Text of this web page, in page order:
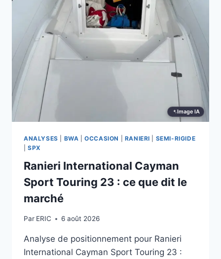
Image IA
ANALYSES BWA |OCCASION RANIERI
SEMI-RIGIDE
|SPX
Ranieri International Cayman
Sport Touring 23 : ce que dit le
marché
Par ERIC 6 août 2026
Analyse de positionnement pour Ranieri
International Cayman Sport Touring 23 :